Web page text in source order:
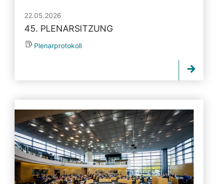
22.05.2026
45. PLENARSITZUNG
Plenarprotokoll